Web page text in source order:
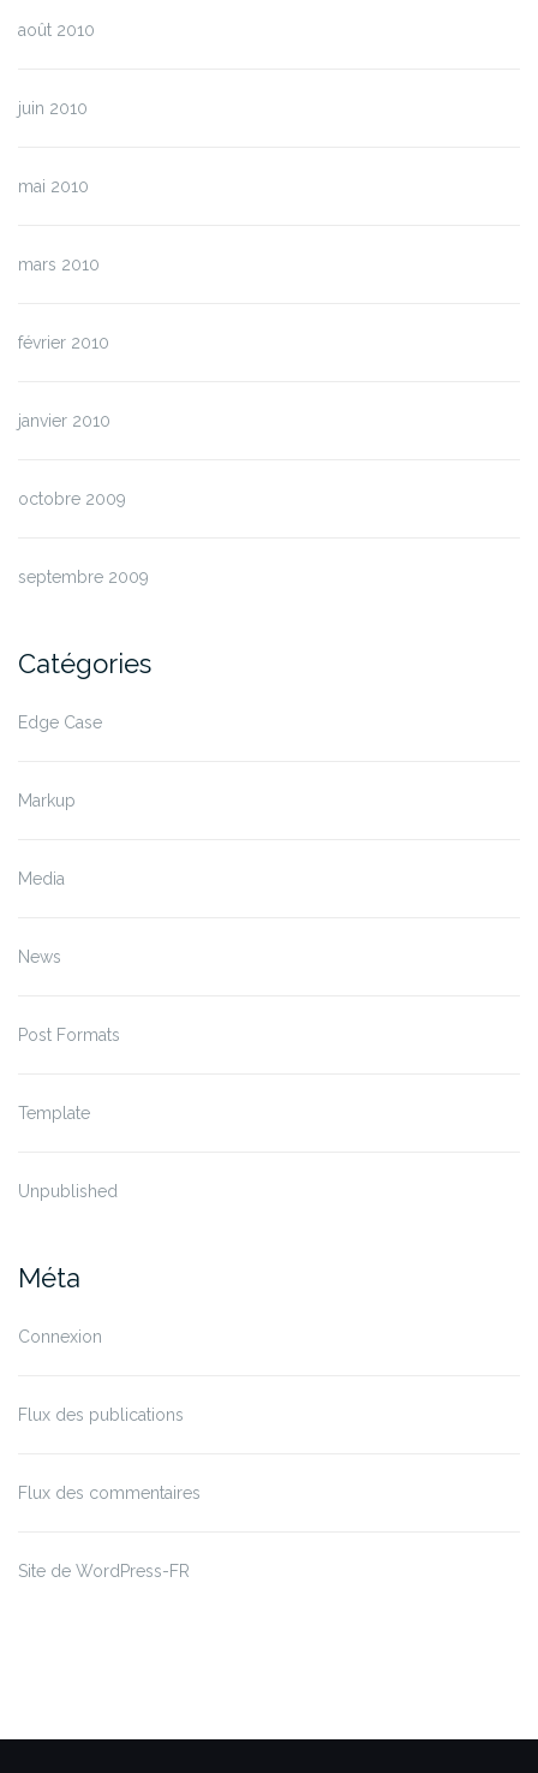
août 2010
juin 2010
mai 2010
mars 2010
février 2010
janvier 2010
octobre 2009
septembre 2009
Catégories
Edge Case
Markup
Media
News
Post Formats
Template
Unpublished
Méta
Connexion
Flux des publications
Flux des commentaires
Site de WordPress-FR